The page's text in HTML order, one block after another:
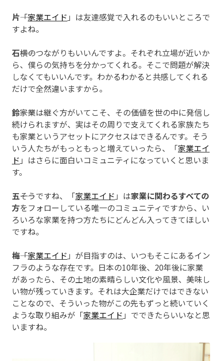
片――「家業エイド 」は友達感覚で入れるのもいいところで
すよね。
石――横のつながりもいいんですよ。それぞれ立場が近いか
ら、僕らの気持ちを分かってくれる。そこで問題が解決
しなくてもいいんです。わかるわかると共感してくれる
だけで全然違いますから。
鈴――家業は継ぐ方がいてこそ、その価値を世の中に発信し
続けられますが、実はその周りで支えてくれる家族たち
も家業というアセットにアクセスはできるんです。そう
いう人たちがもっともっと増えていったら、「家業エイ
ド 」はさらに面白いコミュニティになっていくと思いま
す。
五――そうですね、「家業エイド 」は家業に関わるすべての
方をフォローしている唯一のコミュニティですから、い
ろいろな家業を持つ方たちにどんどん入ってきてほしい
ですね。
梅――「家業エイド 」が目指すのは、いつもそこにあるイン
フラのような存在です。日本の10年後、20年後に家業
があったら、その土地の素晴らしい文化や風景、美味し
い物が残っていきます。それは大企業だけではできない
ことなので、そういった物がこの先もずっと続いていく
ような取り組みが「家業エイド 」でできたらいいなと思
いますね。